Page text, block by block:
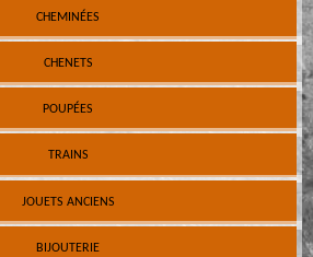
CHEMINÉES
CHENETS
POUPÉES
TRAINS
JOUETS ANCIENS
BIJOUTERIE